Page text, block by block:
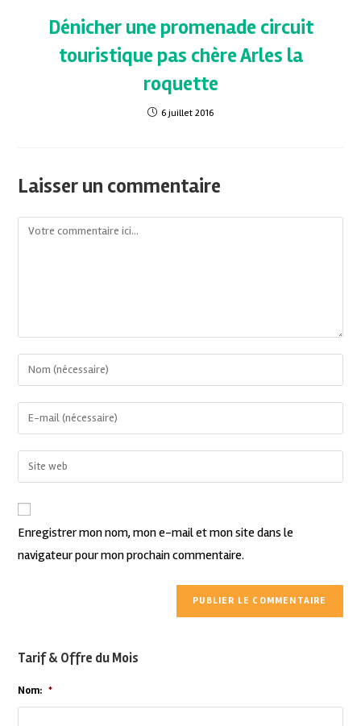
Dénicher une promenade circuit
touristique pas chère Arles la
roquette
6 juillet 2016
Laisser un commentaire
Enregistrer mon nom, mon e-mail et mon site dans le
navigateur pour mon prochain commentaire.
Tarif & Offre du Mois
Nom: *